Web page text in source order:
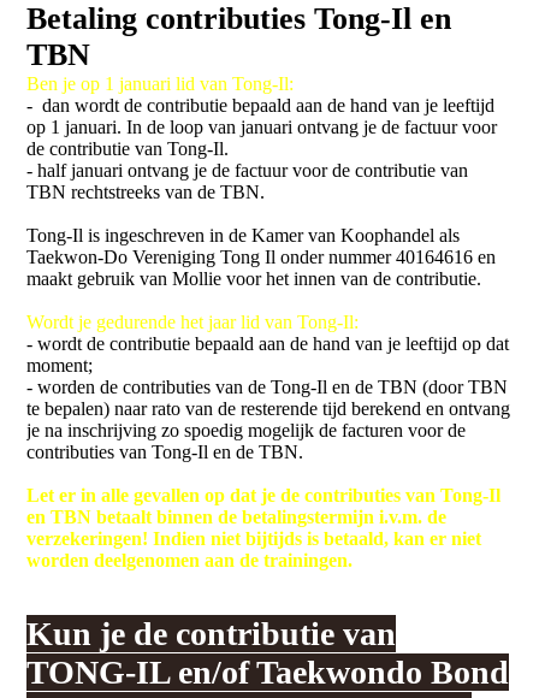
Betaling contributies Tong-Il en
TBN
Ben je op 1 januari lid van Tong-Il:
- dan wordt de contributie bepaald aan de hand van je leeftijd
op 1 januari. In de loop van januari ontvang je de factuur voor
de contributie van Tong-Il.
- half januari ontvang je de factuur voor de contributie van
TBN rechtstreeks van de TBN.
Tong-Il is ingeschreven in de Kamer van Koophandel als
Taekwon-Do Vereniging Tong Il onder nummer 40164616 en
maakt gebruik van Mollie voor het innen van de contributie.
Wordt je gedurende het jaar lid van Tong-Il:
- wordt de contributie bepaald aan de hand van je leeftijd op dat
moment;
- worden de contributies van de Tong-Il en de TBN (door TBN
te bepalen) naar rato van de resterende tijd berekend en ontvang
je na inschrijving zo spoedig mogelijk de facturen voor de
contributies van Tong-Il en de TBN.
Let er in alle gevallen op dat je de contributies van Tong-Il
en TBN betaalt binnen de betalingstermijn i.v.m. de
verzekeringen! Indien niet bijtijds is betaald, kan er niet
worden deelgenomen aan de trainingen.
Kun je de contributie van
TONG-IL en/of Taekwondo Bond